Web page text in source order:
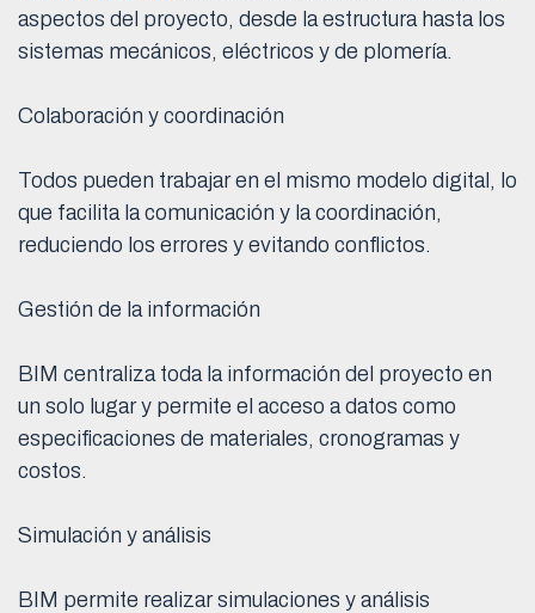
aspectos del proyecto, desde la estructura hasta los
sistemas mecánicos, eléctricos y de plomería.
Colaboración y coordinación
Todos pueden trabajar en el mismo modelo digital, lo
que facilita la comunicación y la coordinación,
reduciendo los errores y evitando conflictos.
Gestión de la información
BIM centraliza toda la información del proyecto en
un solo lugar y permite el acceso a datos como
especificaciones de materiales, cronogramas y
costos.
Simulación y análisis
BIM permite realizar simulaciones y análisis